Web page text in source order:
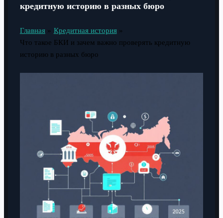
кредитную историю в разных бюро
Главная
Кредитная история
Что такое БКИ и зачем важно проверять кредитную
историю в разных бюро